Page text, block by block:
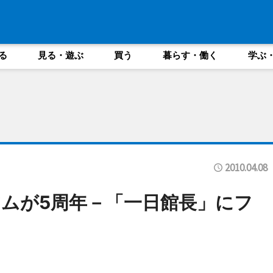
見る・遊ぶ 買う 暮らす・働く 学ぶ
2010.04.08
が5周年－「一日館長」にフ